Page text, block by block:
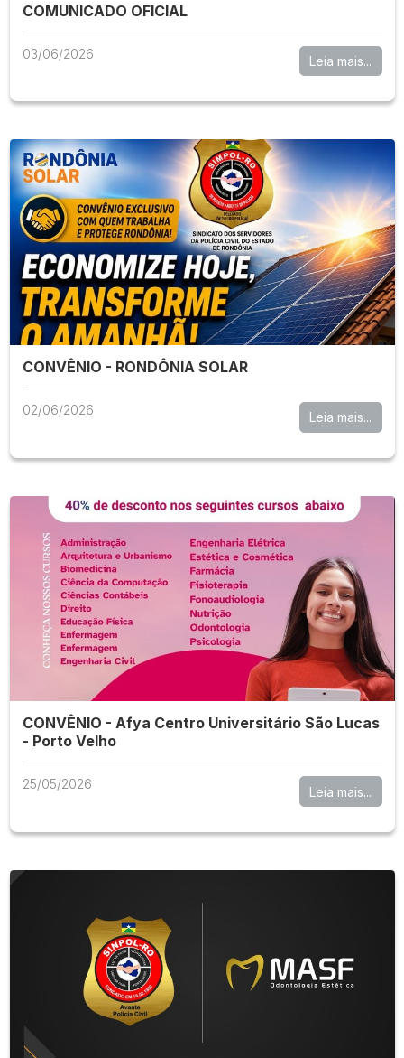
COMUNICADO OFICIAL
03/06/2026 Leia mais...
CONVÊNIO - RONDÔNIA SOLAR
02/06/2026 Leia mais...
CONVÊNIO - Afya Centro Universitário São Lucas
- Porto Velho
25/05/2026 Leia mais...